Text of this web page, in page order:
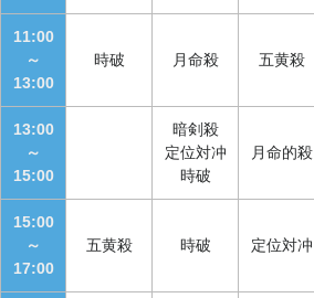
11:00
～
13:00
時破 月命殺 五黄殺
13:00
～
15:00
暗剣殺
定位対冲
時破
月命的殺
15:00
～
17:00
五黄殺 時破 定位対冲